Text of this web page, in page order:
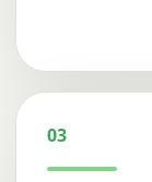
03